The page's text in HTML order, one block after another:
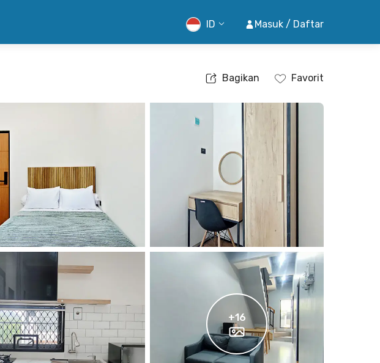
ID Masuk / Daftar
Bagikan Favorit
+16